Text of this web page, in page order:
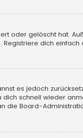
oder gelöscht hat.
dich einfach
es jedoch
dich schnell wieder
die Board-